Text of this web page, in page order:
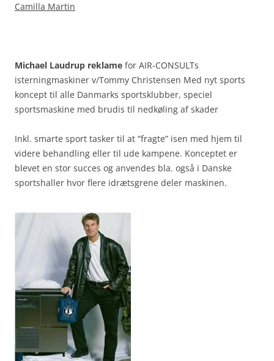
Camilla Martin
Michael Laudrup reklame for AIR-CONSULTs
isterningmaskiner v/Tommy Christensen Med nyt sports
koncept til alle Danmarks sportsklubber, speciel
sportsmaskine med brudis til nedkøling af skader
Inkl. smarte sport tasker til at ”fragte” isen med hjem til
videre behandling eller til ude kampene. Konceptet er
blevet en stor succes og anvendes bla. også i Danske
sportshaller hvor flere idrætsgrene deler maskinen.